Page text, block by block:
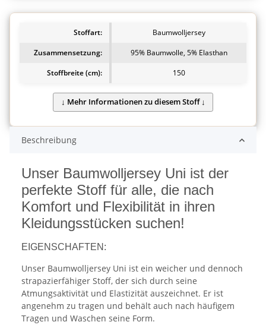
Stoffart:
Baumwolljersey
Zusammensetzung:
95% Baumwolle, 5% Elasthan
Stoffbreite (cm):
150
Beschreibung
Unser Baumwolljersey Uni ist der
perfekte Stoff für alle, die nach
Komfort und Flexibilität in ihren
Kleidungsstücken suchen!
EIGENSCHAFTEN:
Unser Baumwolljersey Uni ist ein weicher und dennoch
strapazierfähiger Stoff, der sich durch seine
Atmungsaktivität und Elastizität auszeichnet. Er ist
angenehm zu tragen und behält auch nach häufigem
Tragen und Waschen seine Form.